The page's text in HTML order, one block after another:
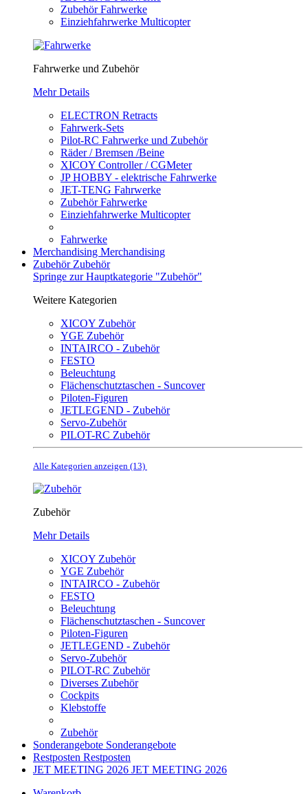
Zubehör Fahrwerke
Einziehfahrwerke Multicopter
Fahrwerke und Zubehör
Mehr Details
ELECTRON Retracts
Fahrwerk-Sets
Pilot-RC Fahrwerke und Zubehör
Räder / Bremsen /Beine
XICOY Controller / CGMeter
JP HOBBY - elektrische Fahrwerke
JET-TENG Fahrwerke
Zubehör Fahrwerke
Einziehfahrwerke Multicopter
Fahrwerke
Merchandising Merchandising
Zubehör Zubehör
Springe zur Hauptkategorie "Zubehör"
Weitere Kategorien
XICOY Zubehör
YGE Zubehör
INTAIRCO - Zubehör
FESTO
Beleuchtung
Flächenschutztaschen - Suncover
Piloten-Figuren
JETLEGEND - Zubehör
Servo-Zubehör
PILOT-RC Zubehör
Alle Kategorien anzeigen (13)
Zubehör
Mehr Details
XICOY Zubehör
YGE Zubehör
INTAIRCO - Zubehör
FESTO
Beleuchtung
Flächenschutztaschen - Suncover
Piloten-Figuren
JETLEGEND - Zubehör
Servo-Zubehör
PILOT-RC Zubehör
Diverses Zubehör
Cockpits
Klebstoffe
Zubehör
Sonderangebote Sonderangebote
Restposten Restposten
JET MEETING 2026 JET MEETING 2026